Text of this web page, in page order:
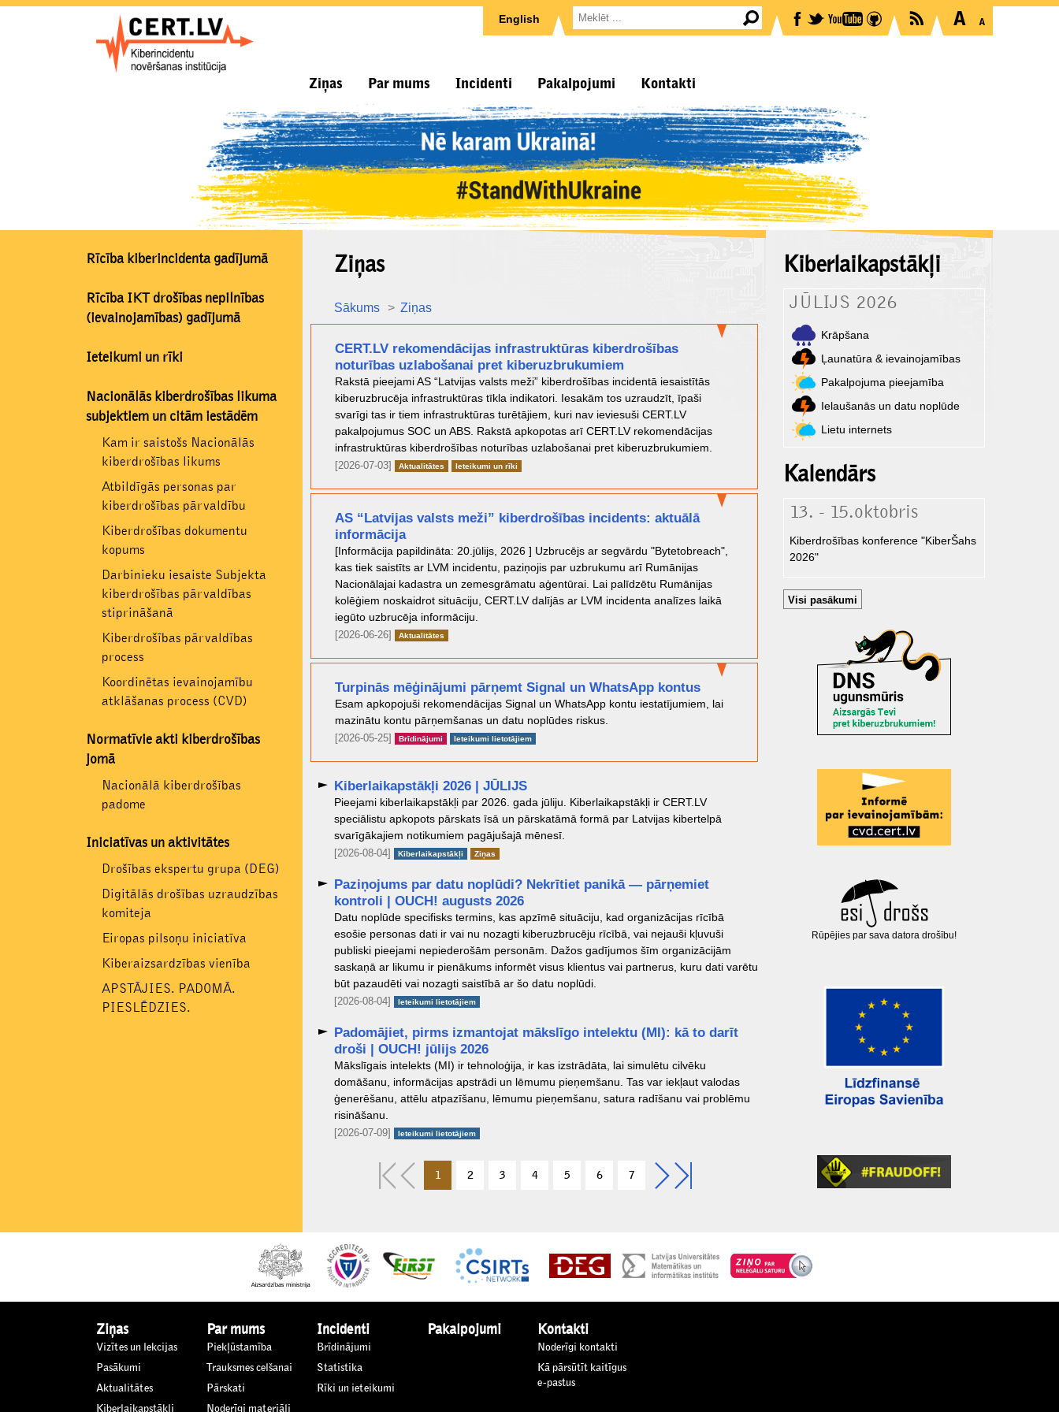
English
Ziņas Par mums Incidenti Pakalpojumi Kontakti
Rīcība kiberincidenta gadījumā
Rīcība IKT drošības nepilnības
(ievainojamības) gadījumā
Ieteikumi un rīki
Nacionālās kiberdrošības likuma
subjektiem un citām iestādēm
Kam ir saistošs Nacionālās
kiberdrošības likums
Atbildīgās personas par
kiberdrošības pārvaldību
Kiberdrošības dokumentu
kopums
Darbinieku iesaiste Subjekta
kiberdrošības pārvaldības
stiprināšanā
Kiberdrošības pārvaldības
process
Koordinētas ievainojamību
atklāšanas process (CVD)
Normatīvie akti kiberdrošības
jomā
Nacionālā kiberdrošības
padome
Iniciatīvas un aktivitātes
Drošības ekspertu grupa (DEG)
Digitālās drošības uzraudzības
komiteja
Eiropas pilsoņu iniciatīva
Kiberaizsardzības vienība
APSTĀJIES. PADOMĀ.
PIESLĒDZIES.
Ziņas
Sākums Ziņas
CERT.LV rekomendācijas infrastruktūras kiberdrošības
noturības uzlabošanai pret kiberuzbrukumiem
Rakstā pieejami AS “Latvijas valsts meži” kiberdrošības incidentā iesaistītās
kiberuzbrucēja infrastruktūras tīkla indikatori. Iesakām tos uzraudzīt, īpaši
svarīgi tas ir tiem infrastruktūras turētājiem, kuri nav ieviesuši CERT.LV
pakalpojumus SOC un ABS. Rakstā apkopotas arī CERT.LV rekomendācijas
infrastruktūras kiberdrošības noturības uzlabošanai pret kiberuzbrukumiem.
[2026-07-03] Aktualitātes Ieteikumi un rīki
AS “Latvijas valsts meži” kiberdrošības incidents: aktuālā
informācija
[Informācija papildināta: 20.jūlijs, 2026 ] Uzbrucējs ar segvārdu "Bytetobreach",
kas tiek saistīts ar LVM incidentu, paziņojis par uzbrukumu arī Rumānijas
Nacionālajai kadastra un zemesgrāmatu aģentūrai. Lai palīdzētu Rumānijas
kolēģiem noskaidrot situāciju, CERT.LV dalījās ar LVM incidenta analīzes laikā
iegūto uzbrucēja informāciju.
[2026-06-26] Aktualitātes
Turpinās mēģinājumi pārņemt Signal un WhatsApp kontus
Esam apkopojuši rekomendācijas Signal un WhatsApp kontu iestatījumiem, lai
mazinātu kontu pārņemšanas un datu noplūdes riskus.
[2026-05-25] Brīdinājumi Ieteikumi lietotājiem
Kiberlaikapstākļi 2026 | JŪLIJS
Pieejami kiberlaikapstākļi par 2026. gada jūliju. Kiberlaikapstākļi ir CERT.LV
speciālistu apkopots pārskats īsā un pārskatāmā formā par Latvijas kibertelpā
svarīgākajiem notikumiem pagājušajā mēnesī.
[2026-08-04] Kiberlaikapstākļi Ziņas
Paziņojums par datu noplūdi? Nekrītiet panikā — pārņemiet
kontroli | OUCH! augusts 2026
Datu noplūde specifisks termins, kas apzīmē situāciju, kad organizācijas rīcībā
esošie personas dati ir vai nu nozagti kiberuzbrucēju rīcībā, vai nejauši kļuvuši
publiski pieejami nepiederošām personām. Dažos gadījumos šīm organizācijām
saskaņā ar likumu ir pienākums informēt visus klientus vai partnerus, kuru dati varētu
būt pazaudēti vai nozagti saistībā ar šo datu noplūdi.
[2026-08-04] Ieteikumi lietotājiem
Padomājiet, pirms izmantojat mākslīgo intelektu (MI): kā to darīt
droši | OUCH! jūlijs 2026
Mākslīgais intelekts (MI) ir tehnoloģija, ir kas izstrādāta, lai simulētu cilvēku
domāšanu, informācijas apstrādi un lēmumu pieņemšanu. Tas var iekļaut valodas
ģenerēšanu, attēlu atpazīšanu, lēmumu pieņemšanu, satura radīšanu vai problēmu
risināšanu.
[2026-07-09] Ieteikumi lietotājiem
1 2 3 4 5 6 7
Kiberlaikapstākļi
JŪLIJS 2026
Krāpšana
Ļaunatūra & ievainojamības
Pakalpojuma pieejamība
Ielaušanās un datu noplūde
Lietu internets
Kalendārs
13. - 15.oktobris
Kiberdrošības konference "KiberŠahs
2026"
Visi pasākumi
Rūpējies par sava datora drošību!
Ziņas
Vizītes un lekcijas
Pasākumi
Aktualitātes
Kiberlaikapstākļi
Par mums
Piekļūstamība
Trauksmes celšanai
Pārskati
Noderīgi materiāli
Incidenti
Brīdinājumi
Statistika
Rīki un ieteikumi
Pakalpojumi Kontakti
Noderīgi kontakti
Kā pārsūtīt kaitīgus
e-pastus